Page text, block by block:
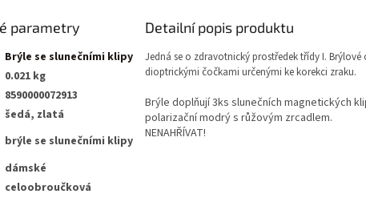
parametry
Brýle se slunečními klipy
0.021 kg
8590000072913
šedá, zlatá
brýle se slunečními klipy
dámské
celoobroučková
Detailní popis produktu
Jedná se o zdravotnický prostředek třídy I.
dioptrickými čočkami určenými ke korekci zraku.
Brýle doplňují 3ks slunečních magnetických
polarizační modrý s růžovým zrcadlem.
NENAHŘÍVAT!